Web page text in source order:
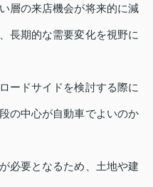
層の来店機会が将来的に減
長期的な需要変化を視野に
ードサイドを検討する際に
の中心が自動車でよいのか
必要となるため、土地や建